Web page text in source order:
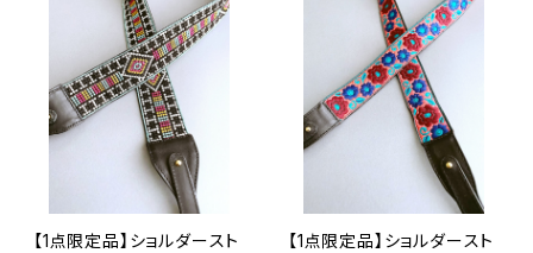
【1点限定品】ショルダースト
【1点限定品】ショルダースト